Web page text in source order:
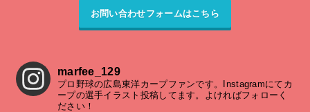
お問い合わせフォームはこちら
marfee_129
プロ野球の広島東洋カープファンです。Instagramにてカ
ープの選手イラスト投稿してます。よければフォローく
ださい！